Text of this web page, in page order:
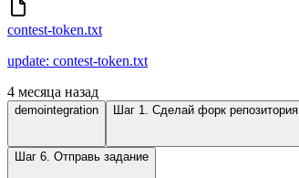
contest-token.txt
update: contest-token.txt
4 месяца назад
demointegration Шаг 1. Сделай форк репозитория
Шаг 6. Отправь задание